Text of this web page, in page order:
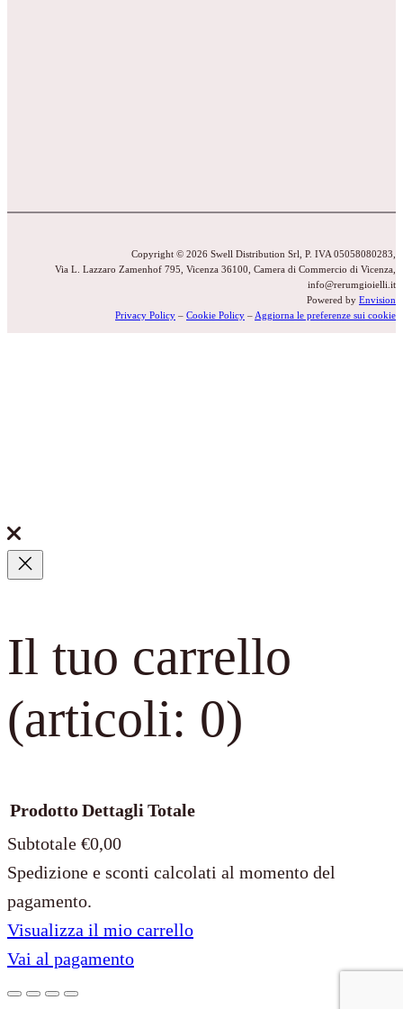
Copyright © 2026 Swell Distribution Srl, P. IVA 05058080283,
Via L. Lazzaro Zamenhof 795, Vicenza 36100, Camera di Commercio di Vicenza,
info@rerumgioielli.it
Powered by Envision
Privacy Policy – Cookie Policy – Aggiorna le preferenze sui cookie
Il tuo carrello
(articoli: 0)
Prodotti
nel
ProdottoDettagliTotale
Subtotale €0,00
Spedizione e sconti calcolati al momento del
pagamento.
Visualizza il mio carrello
Vai al pagamento